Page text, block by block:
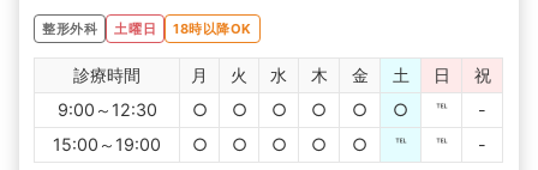
整形外科 土曜日 18時以降OK
診療時間 月 火 水 木 金 土 日
祝
9:00～12:30
○ ○ ○ ○ ○ ○ ℡
-
15:00～19:00
○ ○ ○ ○ ○ ℡ ℡ -